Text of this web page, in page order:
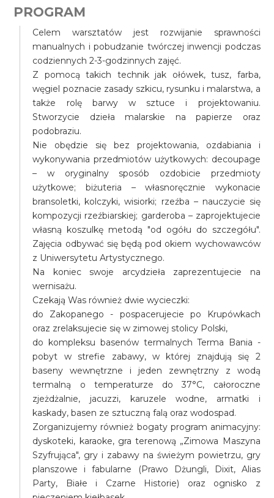
PROGRAM
Celem warsztatów jest rozwijanie sprawności
manualnych i pobudzanie twórczej inwencji podczas
codziennych 2-3-godzinnych zajęć.
Z pomocą takich technik jak ołówek, tusz, farba,
węgiel poznacie zasady szkicu, rysunku i malarstwa, a
także rolę barwy w sztuce i projektowaniu.
Stworzycie dzieła malarskie na papierze oraz
podobraziu.
Nie obędzie się bez projektowania, ozdabiania i
wykonywania przedmiotów użytkowych: decoupage
– w oryginalny sposób ozdobicie przedmioty
użytkowe; biżuteria – własnoręcznie wykonacie
bransoletki, kolczyki, wisiorki; rzeźba – nauczycie się
kompozycji rzeźbiarskiej; garderoba – zaprojektujecie
własną koszulkę metodą "od ogółu do szczegółu".
Zajęcia odbywać się będą pod okiem wychowawców
z Uniwersytetu Artystycznego.
Na koniec swoje arcydzieła zaprezentujecie na
wernisażu.
Czekają Was również dwie wycieczki:
do Zakopanego - pospacerujecie po Krupówkach
oraz zrelaksujecie się w zimowej stolicy Polski,
do kompleksu basenów termalnych Terma Bania -
pobyt w strefie zabawy, w której znajdują się 2
baseny wewnętrzne i jeden zewnętrzny z wodą
termalną o temperaturze do 37°C, całoroczne
zjeżdżalnie, jacuzzi, karuzele wodne, armatki i
kaskady, basen ze sztuczną falą oraz wodospad.
Zorganizujemy również bogaty program animacyjny:
dyskoteki, karaoke, gra terenową „Zimowa Maszyna
Szyfrująca", gry i zabawy na świeżym powietrzu, gry
planszowe i fabularne (Prawo Dżungli, Dixit, Alias
Party, Białe i Czarne Historie) oraz ognisko z